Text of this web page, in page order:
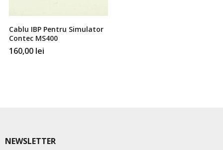
Cablu IBP Pentru Simulator
Contec MS400
160,00 lei
NEWSLETTER